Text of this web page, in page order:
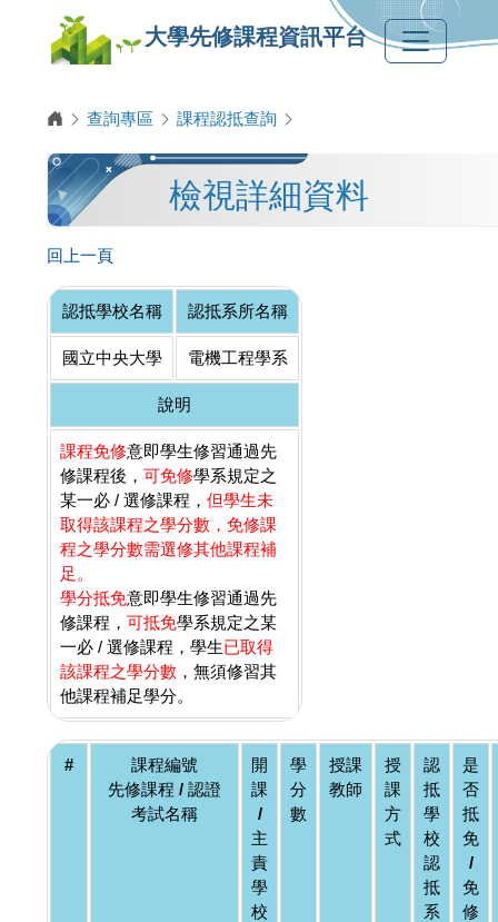
大學先修課程資訊平台
查詢專區 課程認抵查詢
檢視詳細資料
回上一頁
認抵學校名稱 認抵系所名稱
國立中央大學 電機工程學系
說明
課程免修意即學生修習通過先
修課程後， 可免修學系規定之
某一必 / 選修課程， 但學生未
取得該課程之學分數，免修課
程之學分數需選修其他課程補
足。
學分抵免意即學生修習通過先
修課程， 可抵免學系規定之某
一必 / 選修課程，學生已取得
該課程之學分數 ，無須修習其
他課程補足學分。
#
課程編號
先修課程 / 認證
考試名稱
開
課
/
主
責
學
校
學
分
數
授課
教師
授
課
方
式
認
抵
學
校
認
抵
系
是
否
抵
免
/
免
修